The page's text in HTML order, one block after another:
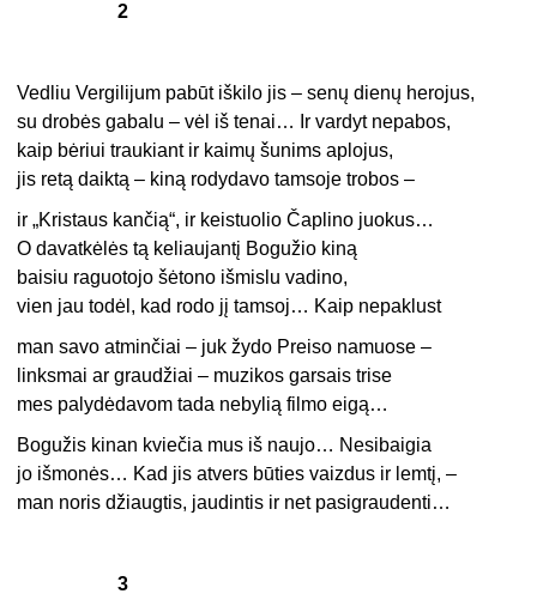
2
Vedliu Vergilijum pabūt iškilo jis – senų dienų herojus,
su drobės gabalu – vėl iš tenai… Ir vardyt nepabos,
kaip bėriui traukiant ir kaimų šunims aplojus,
jis retą daiktą – kiną rodydavo tamsoje trobos –
ir „Kristaus kančią“, ir keistuolio Čaplino juokus…
O davatkėlės tą keliaujantį Bogužio kiną
baisiu raguotojo šėtono išmislu vadino,
vien jau todėl, kad rodo jį tamsoj… Kaip nepaklust
man savo atminčiai – juk žydo Preiso namuose –
linksmai ar graudžiai – muzikos garsais trise
mes palydėdavom tada nebylią filmo eigą…
Bogužis kinan kviečia mus iš naujo… Nesibaigia
jo išmonės… Kad jis atvers būties vaizdus ir lemtį, –
man noris džiaugtis, jaudintis ir net pasigraudenti…
3